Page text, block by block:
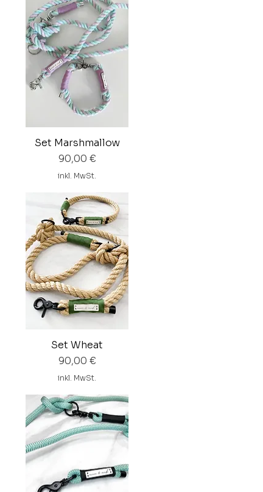
Set Marshmallow
Preis
90,00 €
inkl. MwSt.
Set Wheat
Preis
90,00 €
inkl. MwSt.